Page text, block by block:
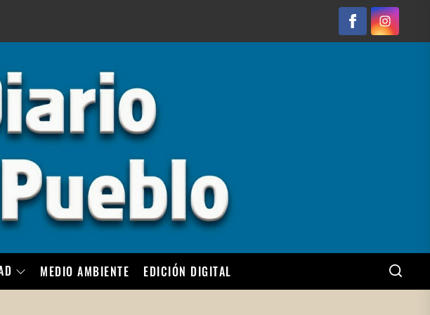
FacebookInstagram
MEDIO AMBIENTE EDICIÓN DIGITAL